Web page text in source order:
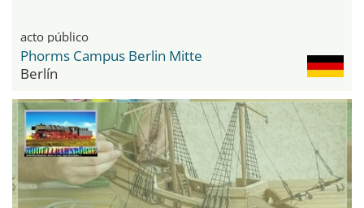
acto público
Phorms Campus Berlin Mitte
Berlín